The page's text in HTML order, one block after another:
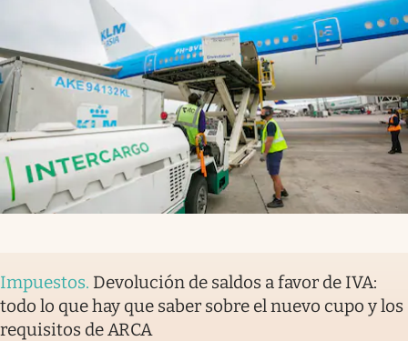
Impuestos. Devolución de saldos a favor de IVA:
todo lo que hay que saber sobre el nuevo cupo y los
requisitos de ARCA